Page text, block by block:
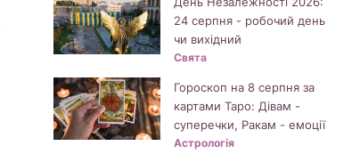
24 серпня - робочий день
чи вихідний
Свята
Гороскоп на 8 серпня за
картами Таро: Дівам -
суперечки, Ракам - емоції
Астрологія